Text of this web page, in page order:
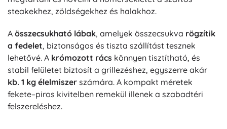
steakekhez, zöldségekhez és halakhoz.
A összecsukható lábak, amelyek összecsukva rögzítik
a fedelet, biztonságos és tiszta szállítást tesznek
lehetővé. A krómozott rács könnyen tisztítható, és
stabil felületet biztosít a grillezéshez, egyszerre akár
kb. 1 kg élelmiszer számára. A kompakt méretek
fekete–piros kivitelben remekül illenek a szabadtéri
felszereléshez.